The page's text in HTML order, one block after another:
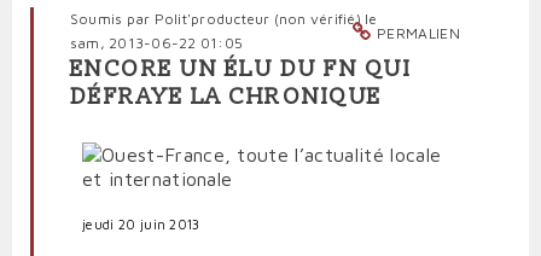
marionnettiste
PERMALIEN
Soumis par Polit'producteur (non vérifié)le
sam, 2013-06-22 01:05
ENCORE UN ÉLU DU FN QUI
DÉFRAYE LA CHRONIQUE
jeudi 20 juin 2013